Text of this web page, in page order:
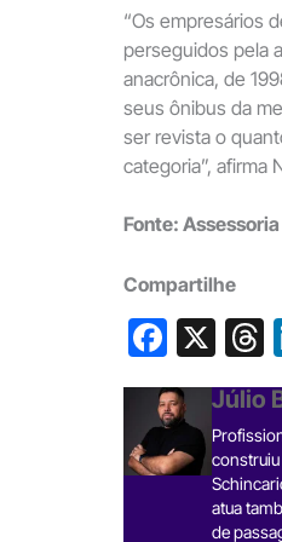
“Os empresários
perseguidos pela
anacrônica, de
seus ônibus da
ser revista o
categoria”, afirma
Fonte:
Compartilhe
F
a
c
e
b
X
s
Júlio
atua
de